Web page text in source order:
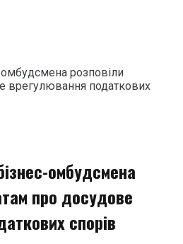
розповіли
врегулювання податкових
омбудсмена
про досудове
спорів